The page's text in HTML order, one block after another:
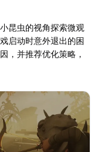
昆虫的视角探索微观
启动时意外退出的困
，并推荐优化策略，